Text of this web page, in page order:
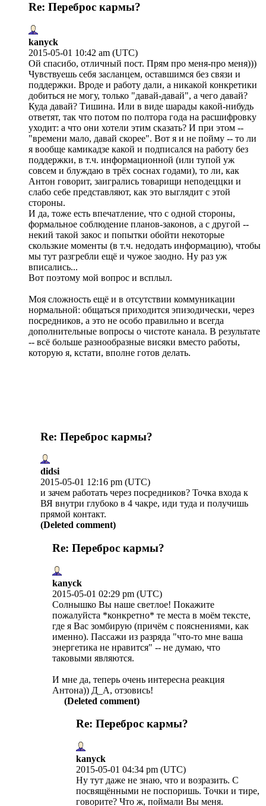
Re: Переброс кармы?
kanyck
2015-05-01 10:42 am (UTC)
Ой спасибо, отличный пост. Прям про меня-про меня)))
Чувствуешь себя засланцем, оставшимся без связи и
поддержки. Вроде и работу дали, а никакой конкретики
добиться не могу, только "давай-давай", а чего давай?
Куда давай? Тишина. Или в виде шарады какой-нибудь
ответят, так что потом по полтора года на расшифровку
уходит: а что они хотели этим сказать? И при этом --
"времени мало, давай скорее". Вот я и не пойму -- то ли
я вообще камикадзе какой и подписался на работу без
поддержки, в т.ч. информационной (или тупой уж
совсем и блуждаю в трёх соснах годами), то ли, как
Антон говорит, заигрались товарищи неподеццки и
слабо себе представляют, как это выглядит с этой
стороны.
И да, тоже есть впечатление, что с одной стороны,
формальное соблюдение планов-законов, а с другой --
некий такой закос и попытки обойти некоторые
скользкие моменты (в т.ч. недодать информацию), чтобы
мы тут разгребли ещё и чужое заодно. Ну раз уж
вписались...
Вот поэтому мой вопрос и всплыл.
Моя сложность ещё и в отсутствии коммуникации
нормальной: общаться приходится эпизодически, через
посредников, а это не особо правильно и всегда
дополнительные вопросы о чистоте канала. В результате
-- всё больше разнообразные висяки вместо работы,
которую я, кстати, вполне готов делать.
Re: Переброс кармы?
didsi
2015-05-01 12:16 pm (UTC)
и зачем работать через посредников? Точка входа к
ВЯ внутри глубоко в 4 чакре, иди туда и получишь
прямой контакт.
(Deleted comment)
Re: Переброс кармы?
kanyck
2015-05-01 02:29 pm (UTC)
Солнышко Вы наше светлое! Покажите
пожалуйста *конкретно* те места в моём тексте,
где я Вас зомбирую (причём с пояснениями, как
именно). Пассажи из разряда "что-то мне ваша
энергетика не нравится" -- не думаю, что
таковыми являются.
И мне да, теперь очень интересна реакция
Антона)) Д_А, отзовись!
(Deleted comment)
Re: Переброс кармы?
kanyck
2015-05-01 04:34 pm (UTC)
Ну тут даже не знаю, что и возразить. С
посвящёнными не поспоришь. Точки и тире,
говорите? Что ж, поймали Вы меня.